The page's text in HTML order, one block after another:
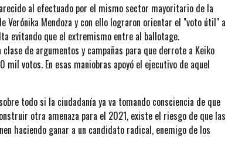
al efectuado por el mismo sector mayoritario de la
Verónika Mendoza y con ello lograron orientar el "voto útil" a
evitando que el extremismo entre al ballotage.
de argumentos y campañas para que derrote a Keiko
votos. En esas maniobras apoyó el ejecutivo de aquel
todo si la ciudadanía ya va tomando consciencia de que
otra amenaza para el 2021, existe el riesgo de que las
haciendo ganar a un candidato radical, enemigo de los